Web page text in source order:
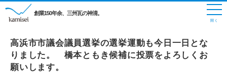
創業150年余、三州瓦の神清。
高浜市市議会議員選挙の選挙運動も今日一日とな
りました。 橋本ともき候補に投票をよろしくお
願いします。